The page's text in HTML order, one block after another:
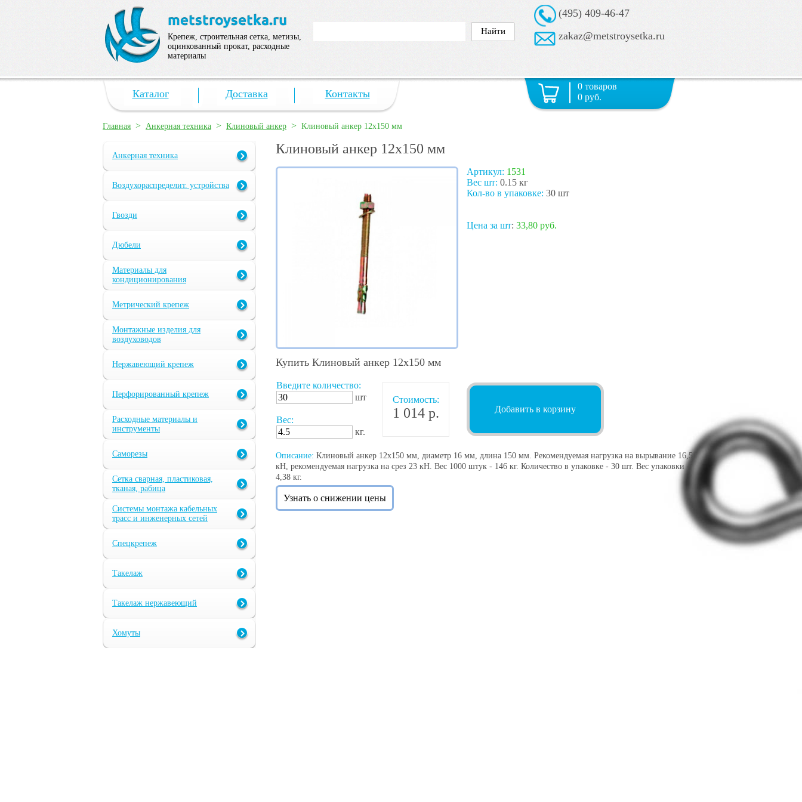
Крепеж, строительная сетка, метизы,
оцинкованный прокат, расходные
материалы
(495) 409-46-47
zakaz@metstroysetka.ru
Каталог Доставка Контакты
0 товаров
0 руб.
Главная > Анкерная техника > Клиновый анкер > Клиновый анкер 12х150 мм
Анкерная техника
Воздухораспределит. устройства
Гвозди
Дюбели
Материалы для
кондиционирования
Метрический крепеж
Монтажные изделия для
воздуховодов
Нержавеющий крепеж
Перфорированный крепеж
Расходные материалы и
инструменты
Саморезы
Сетка сварная, пластиковая,
тканая, рабица
Системы монтажа кабельных
трасс и инженерных сетей
Спецкрепеж
Такелаж
Такелаж нержавеющий
Хомуты
Клиновый анкер 12х150 мм
Артикул: 1531
Вес шт: 0.15 кг
Кол-во в упаковке: 30 шт
Цена за шт: 33,80 руб.
Купить Клиновый анкер 12х150 мм
Введите количество:
шт
Вес:
кг.
Стоимость:
1 014 р. Добавить в корзину
Описание: Клиновый анкер 12х150 мм, диаметр 16 мм, длина 150 мм. Рекомендуемая нагрузка на вырывание 16,5
кН, рекомендуемая нагрузка на срез 23 кН. Вес 1000 штук - 146 кг. Количество в упаковке - 30 шт. Вес упаковки -
4,38 кг.
Узнать о снижении цены